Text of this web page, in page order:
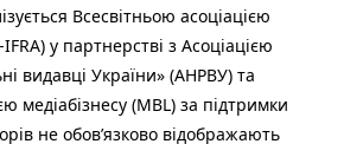
Всесвітньою асоціацією
у партнерстві з Асоціацією
видавці України» (АНРВУ) та
медіабізнесу (MBL) за підтримки
не обов’язково відображають